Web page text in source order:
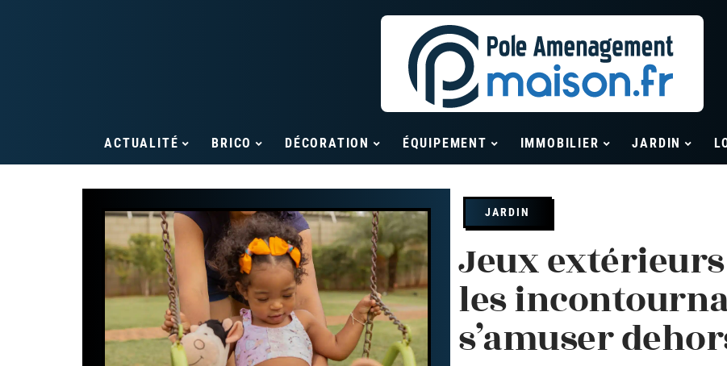
ACTUALITÉ BRICO DÉCORATION ÉQUIPEMENT IMMOBILIER JARDIN
JARDIN
Jeux
les
s’amuser